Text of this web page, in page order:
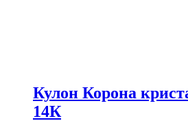
Кулон Корона
14К